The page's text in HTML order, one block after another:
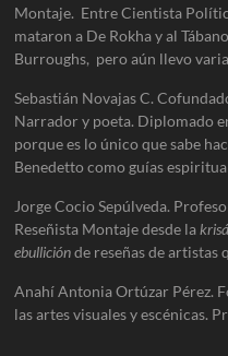
Montaje. Entre Cientista
mataron a De Rokha y al
Burroughs, pero aún llevo
Sebastián Novajas C.
Narrador y poeta. Diplomado
porque es lo único que sabe
Benedetto como guías
Jorge Cocio Sepúlveda.
Reseñista Montaje desde la
ebulliciónde reseñas de artistas
Anahí Antonia Ortúzar Pérez.
las artes visuales y escénicas.